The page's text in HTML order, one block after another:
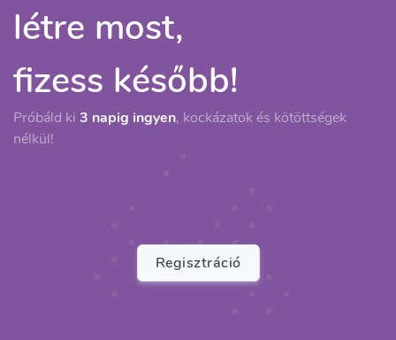
létre most,
fizess később!
Próbáld ki 3 napig ingyen, kockázatok és kötöttségek
nélkül!
Regisztráció